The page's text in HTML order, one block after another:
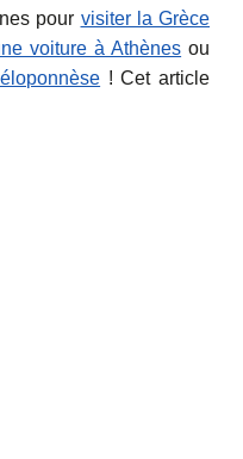
pour visiter la Grèce
voiture à Athènes ou
! Cet article